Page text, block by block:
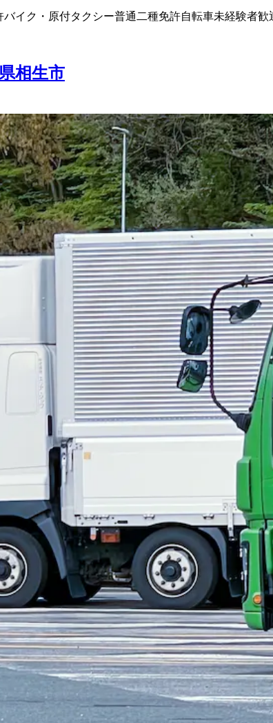
バイク・原付タクシー普通二種免許自転車未経験者歓
相生市
ドライバー（軽バン）｜兵庫県相
ニア歓迎日勤のみ夏季休暇週休2日土日休み
型車ドライバー｜兵庫県相生市